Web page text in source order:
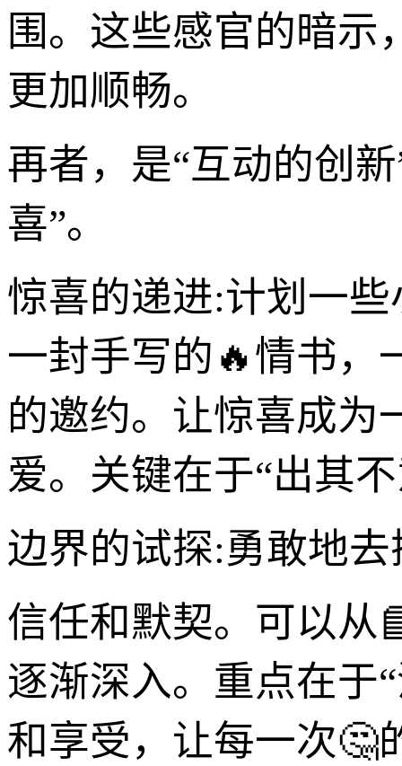
围。这些感官的暗示
更加顺畅。
再者，是“互动的创
喜”。
惊喜的递进:计划一
一封手写的🔥情书，
的邀约。让惊喜成为
爱。关键在于“出其
边界的试探:勇敢地去
信任和默契。可以从
逐渐深入。重点在于
和享受，让每一次🤔